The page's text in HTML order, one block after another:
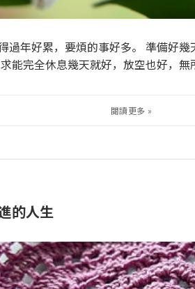
過年好累，要煩的事好多。 準備好
能完全休息幾天就好，放空也好，無
的人生